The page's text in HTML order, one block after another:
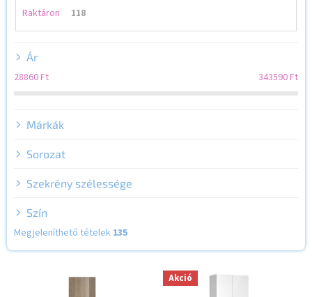
Raktáron 118
Ár
28860Ft 343590Ft
Márkák
Sorozat
Szekrény szélessége
Szín
Megjeleníthető tételek 135
Akció